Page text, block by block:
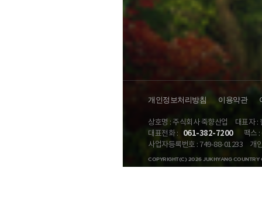
개인정보처리방침 이용약관
상호명 : 주식회사 죽향산업
대표자 :
대표전화 :
061-382-7200
팩스
사업자등록번호 : 749-88-01233
개
COPYRIGHT(C) 2026 JUKHYANG COUNTRY